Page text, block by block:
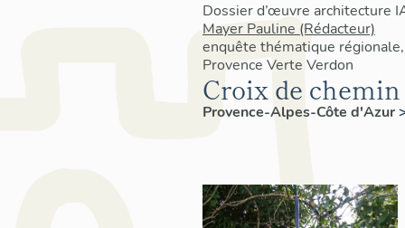
Dossier d’œuvre architecture
Mayer Pauline (Rédacteur)
enquête thématique
Provence Verte Verdon
Croix de chemin
Provence-Alpes-Côte d'Azur